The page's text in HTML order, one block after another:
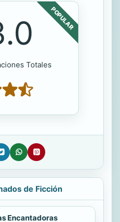
POPULAR
Totales
de Ficción
Encantadoras